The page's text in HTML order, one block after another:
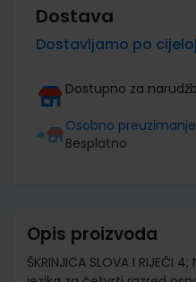
Dostava
Dostavljamo po
Dostupno za
Osobno
Besplatno
Opis proizvoda
ŠKRINJICA SLOVA I